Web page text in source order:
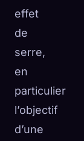
effet
de
serre,
en
particulier
l’objectif
d’une